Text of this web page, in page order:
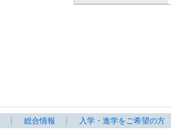
総合情報 入学・進学をご希望の方